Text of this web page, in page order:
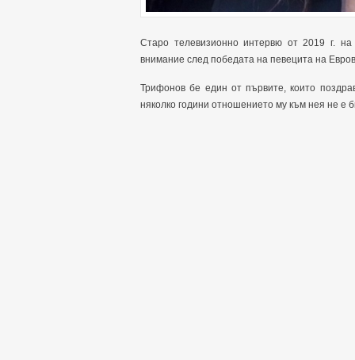
Старо телевизионно интервю от 2019 г.
внимание след победата на певецита на
Трифонов бе един от първите, които
няколко години отношението му към нея не е